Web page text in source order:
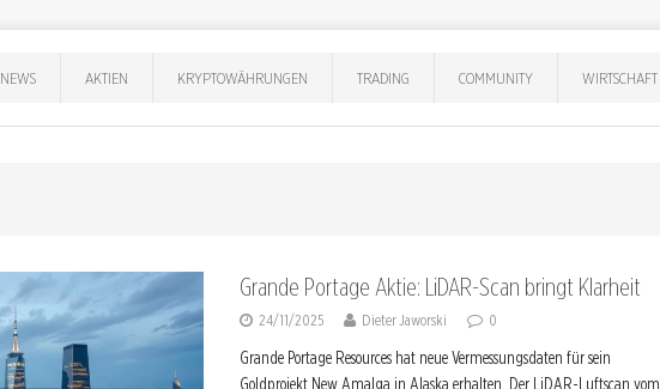
NEWS AKTIEN KRYPTOWÄHRUNGEN TRADING COMMUNITY WIRTSCHAFT
Grande Portage Aktie: LiDAR-Scan bringt Klarheit
24/11/2025 Dieter Jaworski 0
Grande Portage Resources hat neue Vermessungsdaten für sein
Goldprojekt New Amalga in Alaska erhalten. Der LiDAR-Luftscan vom